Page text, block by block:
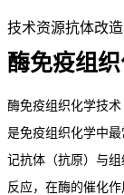
技术资源抗体改
酶免疫组
酶免疫组织化学技术
是免疫组织化学中
记抗体（抗原）与
反应，在酶的催化